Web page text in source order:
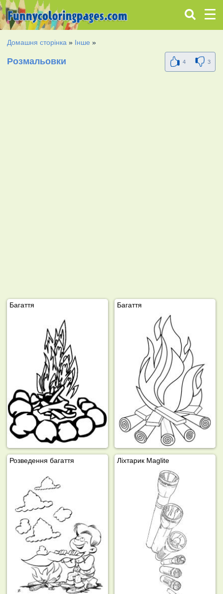
Домашня сторінка » Інше »
Розмальовки 4 3
Багаття Багаття
Розведення багаття Ліхтарик Maglite